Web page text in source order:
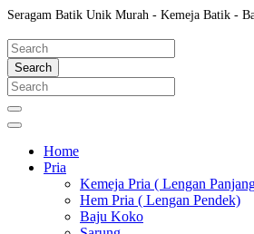
Seragam Batik Unik Murah - Kemeja Batik -
Search
Home
Pria
Kemeja Pria ( Lengan
Hem Pria ( Lengan Pendek)
Baju Koko